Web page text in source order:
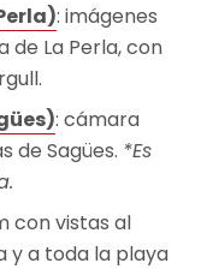
: imágenes
La Perla, con
: cámara
de Sagües. *Es
con vistas al
y a toda la playa